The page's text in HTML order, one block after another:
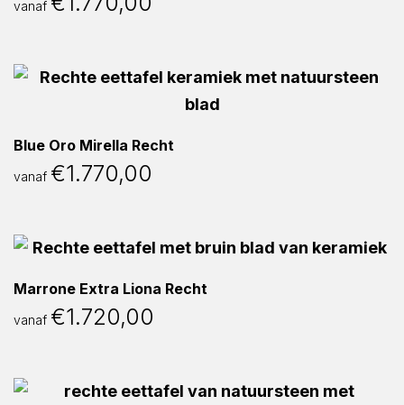
vanaf
Blue Oro Mirella Recht
vanaf €1.770,00
Marrone Extra Liona Recht
vanaf €1.720,00